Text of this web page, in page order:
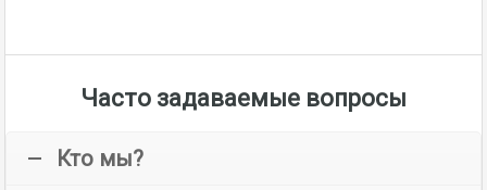
Часто задаваемые вопросы
Кто мы?